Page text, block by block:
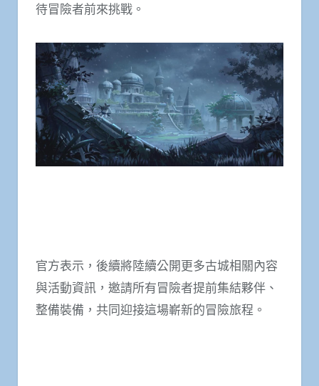
待冒險者前來挑戰。
官方表示，後續將陸續公開更多古城相關內容
與活動資訊，邀請所有冒險者提前集結夥伴、
整備裝備，共同迎接這場嶄新的冒險旅程。